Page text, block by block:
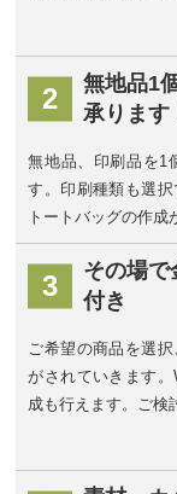
2 無地品1
承ります
無地品、印刷品を1
す。印刷種類も選
トートバッグの作成
3 その場で
付き
ご希望の商品を選
がされていきます
成も行えます。ご検